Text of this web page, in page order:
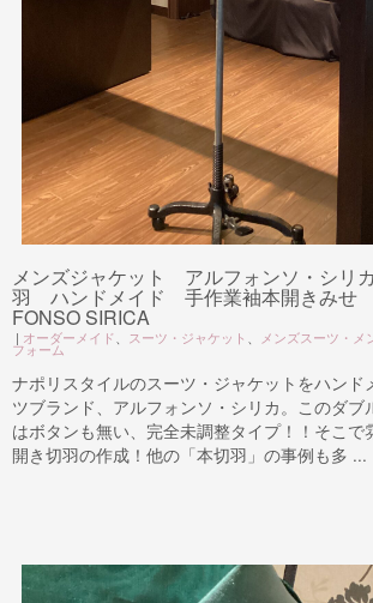
メンズジャケット アルフォンソ・シリ
羽 ハンドメイド 手作業袖本開きみ
FONSO SIRICA
| オーダーメイド スーツ・ジャケット メンズスーツ・メ
フォーム
ナポリスタイルのスーツ・ジャケットをハンド
ツブランド、アルフォンソ・シリカ。このダブ
はボタンも無い、完全未調整タイプ！！そこで
開き切羽の作成！他の「本切羽」の事例も多 ...